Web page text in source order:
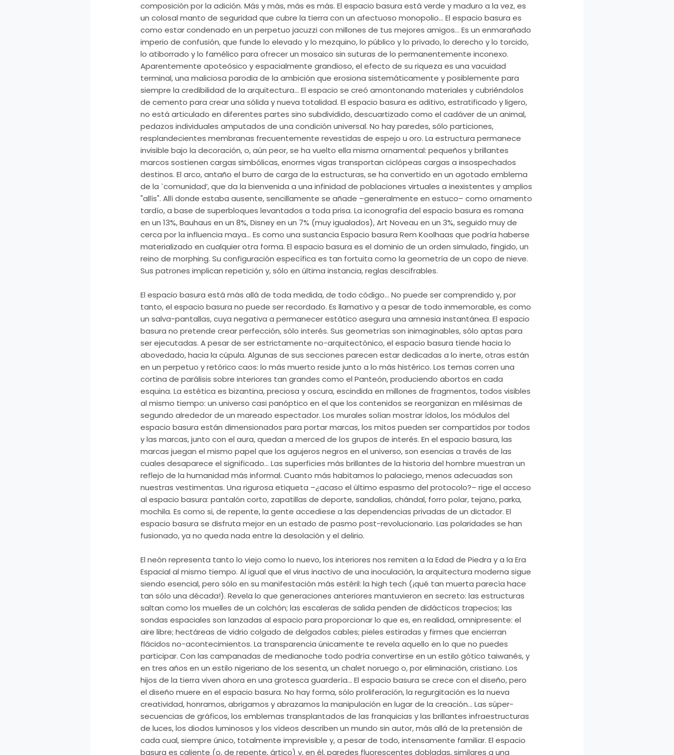
composición por la adición. Más y más, más es más. El espacio basura está verde y maduro a la vez, es
un colosal manto de seguridad que cubre la tierra con un afectuoso monopolio… El espacio basura es
como estar condenado en un perpetuo jacuzzi con millones de tus mejores amigos… Es un enmarañado
imperio de confusión, que funde lo elevado y lo mezquino, lo público y lo privado, lo derecho y lo torcido,
lo atiborrado y lo famélico para ofrecer un mosaico sin suturas de lo permanentemente inconexo.
Aparentemente apoteósico y espacialmente grandioso, el efecto de su riqueza es una vacuidad
terminal, una maliciosa parodia de la ambición que erosiona sistemáticamente y posiblemente para
siempre la credibilidad de la arquitectura… El espacio se creó amontonando materiales y cubriéndolos
de cemento para crear una sólida y nueva totalidad. El espacio basura es aditivo, estratificado y ligero,
no está articulado en diferentes partes sino subdividido, descuartizado como el cadáver de un animal,
pedazos individuales amputados de una condición universal. No hay paredes, sólo particiones,
resplandecientes membranas frecuentemente revestidas de espejo u oro. La estructura permanece
invisible bajo la decoración, o, aún peor, se ha vuelto ella misma ornamental: pequeños y brillantes
marcos sostienen cargas simbólicas, enormes vigas transportan ciclópeas cargas a insospechados
destinos. El arco, antaño el burro de carga de la estructuras, se ha convertido en un agotado emblema
de la `comunidad’, que da la bienvenida a una infinidad de poblaciones virtuales a inexistentes y amplios
"allís". Allí donde estaba ausente, sencillamente se añade –generalmente en estuco– como ornamento
tardío, a base de superbloques levantados a toda prisa. La iconografía del espacio basura es romana
en un 13%, Bauhaus en un 8%, Disney en un 7% (muy igualados), Art Noveau en un 3%, seguido muy de
cerca por la influencia maya… Es como una sustancia Espacio basura Rem Koolhaas que podría haberse
materializado en cualquier otra forma. El espacio basura es el dominio de un orden simulado, fingido, un
reino de morphing. Su configuración específica es tan fortuita como la geometría de un copo de nieve.
Sus patrones implican repetición y, sólo en última instancia, reglas descifrables.
El espacio basura está más allá de toda medida, de todo código… No puede ser comprendido y, por
tanto, el espacio basura no puede ser recordado. Es llamativo y a pesar de todo inmemorable, es como
un salva-pantallas, cuya negativa a permanecer estático asegura una amnesia instantánea. El espacio
basura no pretende crear perfección, sólo interés. Sus geometrías son inimaginables, sólo aptas para
ser ejecutadas. A pesar de ser estrictamente no-arquitectónico, el espacio basura tiende hacia lo
abovedado, hacia la cúpula. Algunas de sus secciones parecen estar dedicadas a lo inerte, otras están
en un perpetuo y retórico caos: lo más muerto reside junto a lo más histérico. Los temas corren una
cortina de parálisis sobre interiores tan grandes como el Panteón, produciendo abortos en cada
esquina. La estética es bizantina, preciosa y oscura, escindida en millones de fragmentos, todos visibles
al mismo tiempo: un universo casi panóptico en el que los contenidos se reorganizan en milésimas de
segundo alrededor de un mareado espectador. Los murales solían mostrar ídolos, los módulos del
espacio basura están dimensionados para portar marcas, los mitos pueden ser compartidos por todos
y las marcas, junto con el aura, quedan a merced de los grupos de interés. En el espacio basura, las
marcas juegan el mismo papel que los agujeros negros en el universo, son esencias a través de las
cuales desaparece el significado… Las superficies más brillantes de la historia del hombre muestran un
reflejo de la humanidad más informal. Cuanto más habitamos lo palaciego, menos adecuadas son
nuestras vestimentas. Una rigurosa etiqueta –¿acaso el último espasmo del protocolo?– rige el acceso
al espacio basura: pantalón corto, zapatillas de deporte, sandalias, chándal, forro polar, tejano, parka,
mochila. Es como si, de repente, la gente accediese a las dependencias privadas de un dictador. El
espacio basura se disfruta mejor en un estado de pasmo post-revolucionario. Las polaridades se han
fusionado, ya no queda nada entre la desolación y el delirio.
El neón representa tanto lo viejo como lo nuevo, los interiores nos remiten a la Edad de Piedra y a la Era
Espacial al mismo tiempo. Al igual que el virus inactivo de una inoculación, la arquitectura moderna sigue
siendo esencial, pero sólo en su manifestación más estéril: la high tech (¡qué tan muerta parecía hace
tan sólo una década!). Revela lo que generaciones anteriores mantuvieron en secreto: las estructuras
saltan como los muelles de un colchón; las escaleras de salida penden de didácticos trapecios; las
sondas espaciales son lanzadas al espacio para proporcionar lo que es, en realidad, omnipresente: el
aire libre; hectáreas de vidrio colgado de delgados cables; pieles estiradas y firmes que encierran
flácidos no-acontecimientos. La transparencia únicamente te revela aquello en lo que no puedes
participar. Con las campanadas de medianoche todo podría convertirse en un estilo gótico taiwanés, y
en tres años en un estilo nigeriano de los sesenta, un chalet noruego o, por eliminación, cristiano. Los
hijos de la tierra viven ahora en una grotesca guardería… El espacio basura se crece con el diseño, pero
el diseño muere en el espacio basura. No hay forma, sólo proliferación, la regurgitación es la nueva
creatividad, honramos, abrigamos y abrazamos la manipulación en lugar de la creación… Las súper-
secuencias de gráficos, los emblemas transplantados de las franquicias y las brillantes infraestructuras
de luces, los diodos luminosos y los vídeos describen un mundo sin autor, más allá de la pretensión de
cada cual, siempre único, totalmente imprevisible y, a pesar de todo, intensamente familiar. El espacio
basura es caliente (o, de repente, ártico) y, en él, paredes fluorescentes dobladas, similares a una